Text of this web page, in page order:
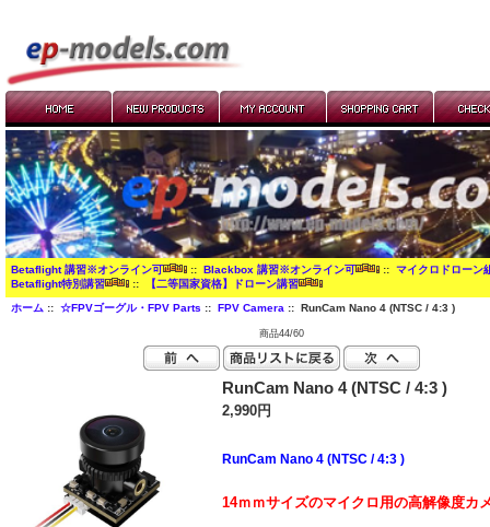
Betaflight 講習※オンライン可 :: Blackbox 講習※オンライン可 :: マイクロドローン
Betaflight特別講習
:: 【二等国家資格】ドローン講習
ホーム:: ☆FPVゴーグル・FPV Parts :: FPV Camera:: RunCam Nano 4 (NTSC / 4:3 )
商品44/60
RunCam Nano 4 (NTSC / 4:3 )
2,990円
RunCam Nano 4 (NTSC / 4:3 )
14ｍｍサイズのマイクロ用の高解像度カ